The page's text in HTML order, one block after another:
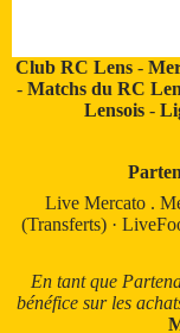
Club RC Lens -
- Matchs du RC
Lensois-
Live Mercato .
(Transferts) ·
En tant que
bénéfice sur les